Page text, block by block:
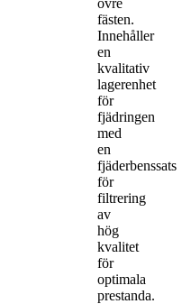
fästen.
Innehåller
en
kvalitativ
lagerenhet
för
fjädringen
med
en
fjäderbenssats
för
filtrering
av
hög
kvalitet
för
optimala
prestanda.